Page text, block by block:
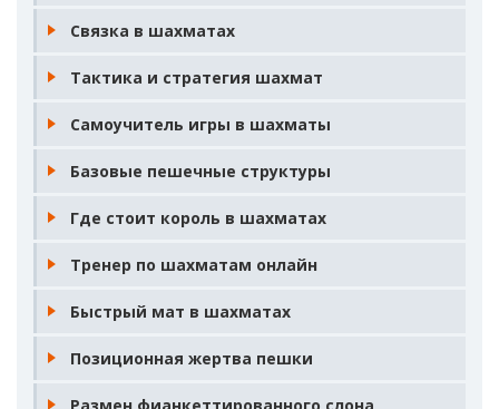
Связка в шахматах
Тактика и стратегия шахмат
Самоучитель игры в шахматы
Базовые пешечные структуры
Где стоит король в шахматах
Тренер по шахматам онлайн
Быстрый мат в шахматах
Позиционная жертва пешки